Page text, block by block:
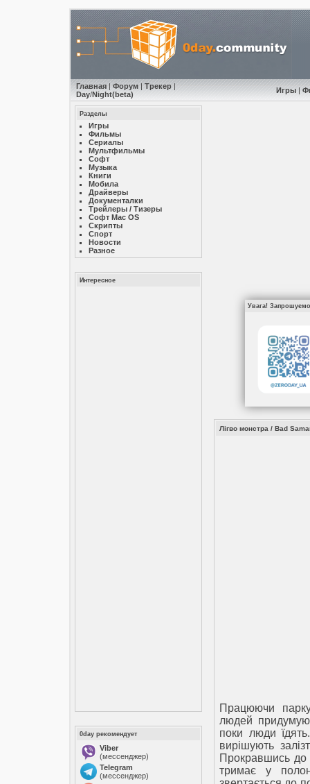
Главная| Форум| Трекер|
Day/Night(beta) Игры|
Разделы
Игры
Фильмы
Сериалы
Мультфильмы
Софт
Музыкa
Книги
Мобила
Драйверы
Документалки
Трейлеры / Тизеры
Софт Mac OS
Скрипты
Спорт
Новости
Разное
Интересное
0day рекомендует
Viber
(мессенджер)
Telegram
(мессенджер)
Увага! Запрошуємо
Лігво монстра / Bad
Працюючи
людей
поки люди
вирішують
Прокравшись до
тримає у